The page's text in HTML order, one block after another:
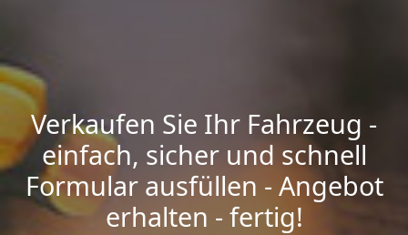
Verkaufen Sie Ihr Fahrzeug -
einfach, sicher und schnell
Formular ausfüllen - Angebot
erhalten - fertig!